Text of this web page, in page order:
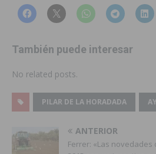
También puede interesar
No related posts.
PILAR DE LA HORADADA
ANTERIOR
Ferrer: «Las